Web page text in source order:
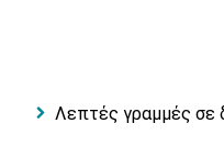
Λεπτές γραμμές σε